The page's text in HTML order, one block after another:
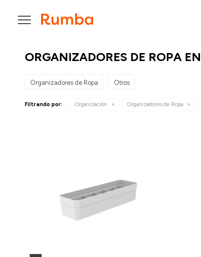

ORGANIZADORES DE ROPA
Organizadores de Ropa Otros
Filtrando por: Organización Organizadores de Ropa